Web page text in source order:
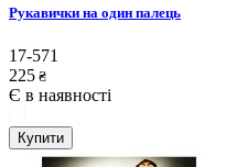
Рукавички на один палець
17-571
225 ₴
Є в наявності
Купити